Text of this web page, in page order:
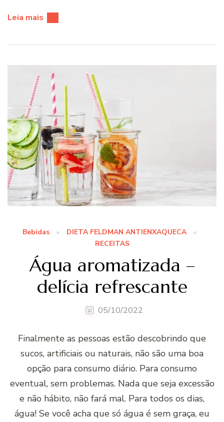
Leia mais
Bebidas
DIETA FELDMAN ANTIENXAQUECA
RECEITAS
Água aromatizada –
delícia refrescante
05/10/2022
Finalmente as pessoas estão descobrindo que
sucos, artificiais ou naturais, não são uma boa
opção para consumo diário. Para consumo
eventual, sem problemas. Nada que seja excessão
e não hábito, não fará mal. Para todos os dias,
água! Se você acha que só água é sem graça, eu